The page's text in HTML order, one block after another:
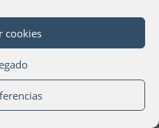
cookies
Industria, Servicios y
València 2020